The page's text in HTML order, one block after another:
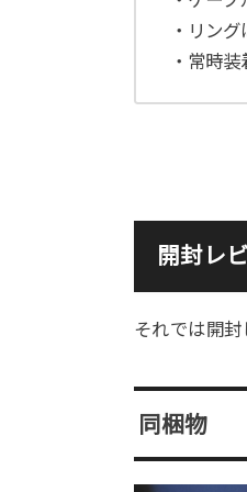
・リン
・常時
開封レ
それでは開
同梱物